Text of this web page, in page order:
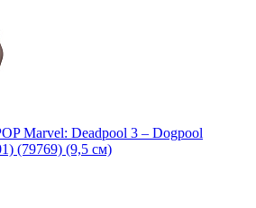
Marvel: Deadpool 3 – Dogpool
(79769) (9,5 см)